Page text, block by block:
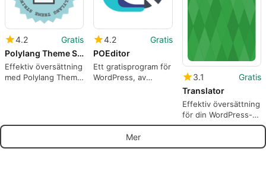
4.2
Gratis
Polylang Theme Strings
Effektiv översättning
med Polylang Theme
4.2
Gratis
POEditor
Ett gratisprogram för
WordPress, av
3.1
Gratis
Translator
Effektiv översättning
för din WordPress-
blogg
Mer